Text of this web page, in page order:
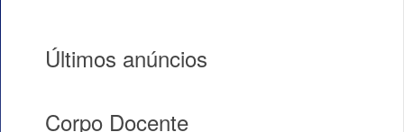
Últimos anúncios
Corpo Docente